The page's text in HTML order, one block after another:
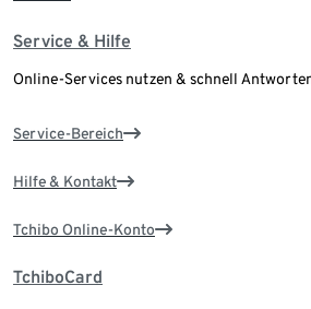
Service & Hilfe
Online-Services nutzen & schnell
Service-Bereich
Hilfe & Kontakt
Tchibo Online-Konto
TchiboCard